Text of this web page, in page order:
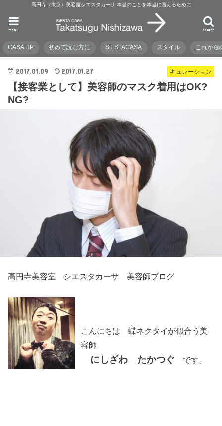
高円寺（東京）美容室シエスタカーサ 本当のことを本当に言えるために
search
menu
CASA HP 初めて読む方に SiESTACASA スタイル これから
キュレーション
2017.01.09 2017.01.27
【接客業として】美容師のマスク着用はOK?
NG?
高円寺美容室 シエスタカーサ 美容師ブログ
こんにちは 蝶ネクタイが似合う美
容師
にしざわ たかつぐ です。